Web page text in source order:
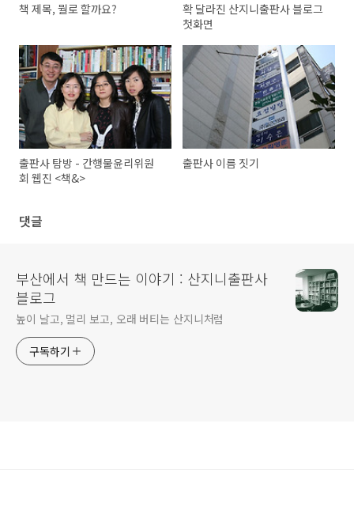
책 제목, 뭘로 할까요?
확 달라진 산지니출판사 블로그
첫화면
출판사 탐방 - 간행물윤리위원
회 웹진 <책&>
출판사 이름 짓기
댓글
부산에서 책 만드는 이야기 : 산지니출판사
블로그
높이 날고, 멀리 보고, 오래 버티는 산지니처럼
구독하기